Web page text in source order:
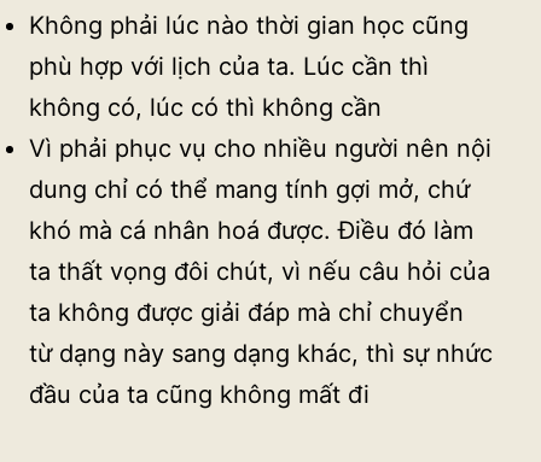
Không phải lúc nào thời gian học cũng
phù hợp với lịch của ta. Lúc cần thì
không có, lúc có thì không cần
Vì phải phục vụ cho nhiều người nên nội
dung chỉ có thể mang tính gợi mở, chứ
khó mà cá nhân hoá được. Điều đó làm
ta thất vọng đôi chút, vì nếu câu hỏi của
ta không được giải đáp mà chỉ chuyển
từ dạng này sang dạng khác, thì sự nhức
đầu của ta cũng không mất đi